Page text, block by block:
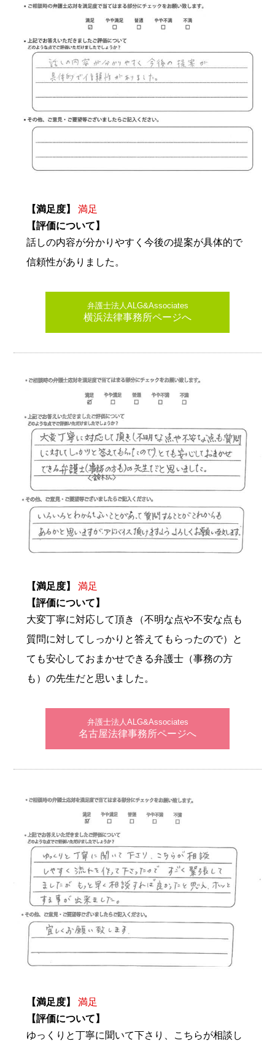
【満足度】
満足
【評価について】
話しの内容が分かりやすく今後の提案が具体的で
信頼性がありました。
弁護士法人ALG&Associates
横浜法律事務所ページへ
【満足度】
満足
【評価について】
大変丁寧に対応して頂き（不明な点や不安な点も
質問に対してしっかりと答えてもらったので）と
ても安心しておまかせできる弁護士（事務の方
も）の先生だと思いました。
弁護士法人ALG&Associates
名古屋法律事務所ページへ
【満足度】
満足
【評価について】
ゆっくりと丁寧に聞いて下さり、こちらが相談し